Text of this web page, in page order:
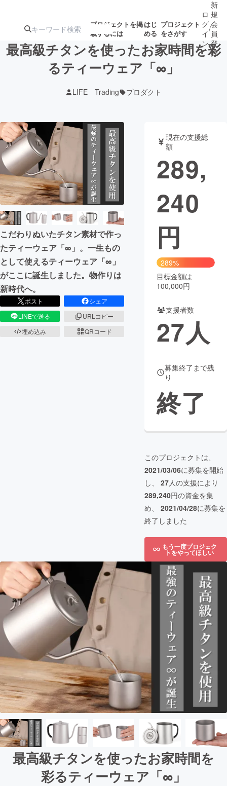
プロジェクトを掲
載するには
はじ
める
プロジェクト
をさがす
ジェクト
募集終了が近いプ
ロジェクト
アート・写真 音楽
テクノロジー・ガジェット ゲーム・サ
映像・映画
ビジネス・起業
まちづくり・地域活性化
CAMPFIRE for Social Good
CAMPFIRE Creation
コミュニティ
ロ
グ
イ
ン
/
新
規
会
員
登
録
最高級チタンを使ったお家時間を彩
るティーウェア「∞」
LIFE Trading プロダクト
こだわりぬいたチタン素材で作っ
たティーウェア「∞」。一生もの
として使えるティーウェア「∞」
がここに誕生しました。物作りは
新時代へ。
ポスト
シェア
LINEで送る
URLコピー
埋め込み
QRコード
現在の支援総
額
289,
240
円
289%
目標金額は
100,000円
支援者数
27人
募集終了まで残
り
終了
このプロジェクトは、
2021/03/06に募集を開始
し、 27人の支援により
289,240円の資金を集
め、 2021/04/28に募集を
終了しました
もう一度プロジェク
トをやってほしい
最高級チタンを使ったお家時間を
彩るティーウェア「∞」